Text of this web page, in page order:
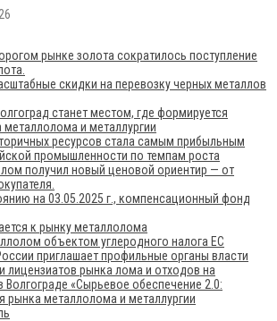
рынке золота сократилось поступление
скидки на перевозку черных металлов
станет местом, где формируется
и металлургии
ресурсов стала самым прибыльным
промышленности по темпам роста
получил новый ценовой ориентир — от
на 03.05.2025 г., компенсационный фонд
к рынку металлолома
объектом углеродного налога ЕС
приглашает профильные органы власти
лицензиатов рынка лома и отходов на
«Сырьевое обеспечение 2.0:
рынка металлолома и металлургии